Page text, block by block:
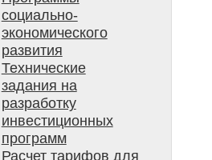
социально-
экономического
развития
Технические
задания на
разработку
инвестиционных
программ
Расчет тарифов для